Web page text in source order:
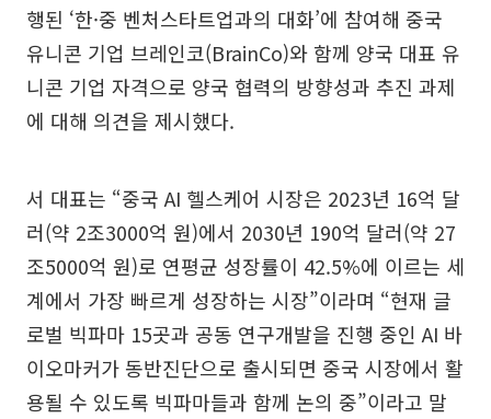
행된 ‘한·중 벤처스타트업과의 대화’에 참여해 중국
유니콘 기업 브레인코(BrainCo)와 함께 양국 대표 유
니콘 기업 자격으로 양국 협력의 방향성과 추진 과제
에 대해 의견을 제시했다.
서 대표는 “중국 AI 헬스케어 시장은 2023년 16억 달
러(약 2조3000억 원)에서 2030년 190억 달러(약 27
조5000억 원)로 연평균 성장률이 42.5%에 이르는 세
계에서 가장 빠르게 성장하는 시장”이라며 “현재 글
로벌 빅파마 15곳과 공동 연구개발을 진행 중인 AI 바
이오마커가 동반진단으로 출시되면 중국 시장에서 활
용될 수 있도록 빅파마들과 함께 논의 중”이라고 말